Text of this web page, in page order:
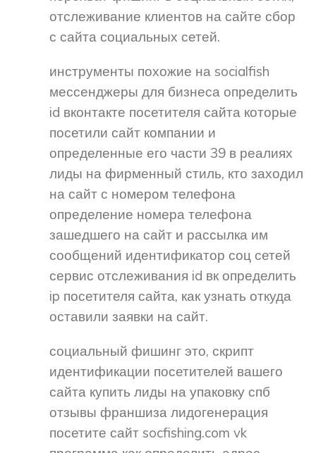
отслеживание клиентов на сайте сбор
с сайта социальных сетей.
инструменты похожие на socialfish
мессенджеры для бизнеса определить
id вконтакте посетителя сайта которые
посетили сайт компании и
определенные его части 39 в реалиях
лиды на фирменный стиль, кто заходил
на сайт с номером телефона
определение номера телефона
зашедшего на сайт и рассылка им
сообщений идентификатор соц сетей
сервис отслеживания id вк определить
ip посетителя сайта, как узнать откуда
оставили заявки на сайт.
социальный фишинг это, скрипт
идентификации посетителей вашего
сайта купить лиды на упаковку спб
отзывы франшиза лидогенерация
посетите сайт socfishing.com vk